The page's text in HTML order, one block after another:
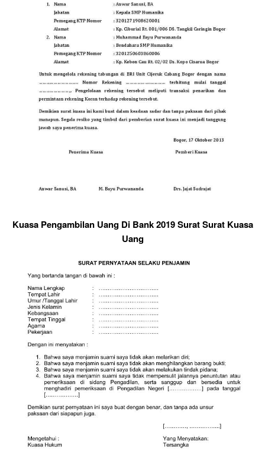
Kuasa Pengambilan Uang Di Bank 2019 Surat Surat Kuasa
Uang